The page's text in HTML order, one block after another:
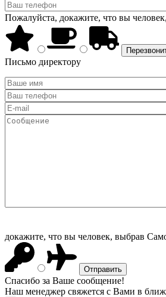
Пожалуйста, докажите, что вы
Письмо директору
докажите, что вы человек, выбрав
Спасибо за Ваше сообщение!
Наш менеджер свяжется с Вами в